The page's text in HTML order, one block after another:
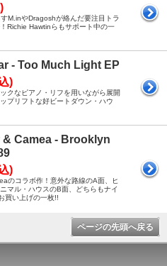
M.inやDragoshが絡んだ要注目トラ
Richie Hawtinらもサポート中の一
- Too Much Light EP
)
クなピアノ・リフを用いながら展開
プリフトな好ビートダウン・ハウ
& Camea - Brooklyn
)
のコラボ作！意外な路線のA面、ヒ
マル・ハウスのB面、どちらもナイ
買い上げの一枚!!
ページの先頭へ戻る